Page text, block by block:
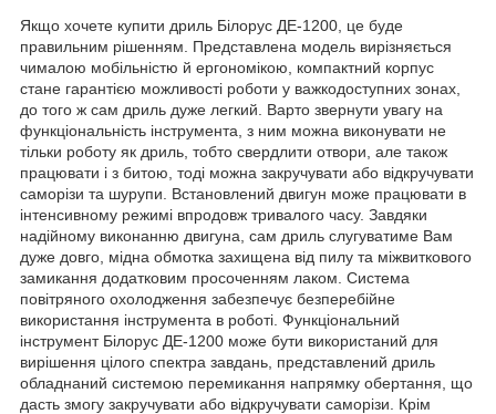
Якщо хочете купити дриль Білорус ДЕ-1200, це буде
правильним рішенням. Представлена модель вирізняється
чималою мобільністю й ергономікою, компактний корпус
стане гарантією можливості роботи у важкодоступних зонах,
до того ж сам дриль дуже легкий. Варто звернути увагу на
функціональність інструмента, з ним можна виконувати не
тільки роботу як дриль, тобто свердлити отвори, але також
працювати і з битою, тоді можна закручувати або відкручувати
саморізи та шурупи. Встановлений двигун може працювати в
інтенсивному режимі впродовж тривалого часу. Завдяки
надійному виконанню двигуна, сам дриль слугуватиме Вам
дуже довго, мідна обмотка захищена від пилу та міжвиткового
замикання додатковим просоченням лаком. Система
повітряного охолодження забезпечує безперебійне
використання інструмента в роботі. Функціональний
інструмент Білорус ДЕ-1200 може бути використаний для
вирішення цілого спектра завдань, представлений дриль
обладнаний системою перемикання напрямку обертання, що
дасть змогу закручувати або відкручувати саморізи. Крім